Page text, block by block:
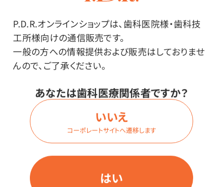
P.D.R.オンラインショップは、歯科医院様・歯科技
工所様向けの通信販売です。
一般の方への情報提供および販売はしておりませ
んので、ご了承ください。
あなたは歯科医療関係者ですか？
はい
いいえ
コーポレートサイトへ遷移します
ログイン
商品詳細